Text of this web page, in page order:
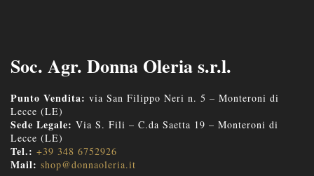
Soc. Agr. Donna Oleria s.r.l.
Punto Vendita: via San Filippo Neri n. 5 – Monteroni di
Lecce (LE)
Sede Legale: Via S. Fili – C.da Saetta 19 – Monteroni di
Lecce (LE)
Tel.: +39 348 6752926
Mail: shop@donnaoleria.it